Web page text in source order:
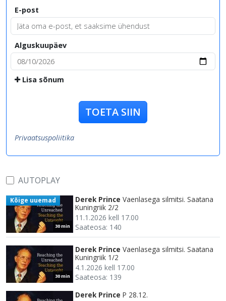
E-post
Alguskuupäev
Lisa sõnum
TOETA SIIN
Privaatsuspoliitika
AUTOPLAY
30 min
Kõige uuemad Derek Prince Vaenlasega silmitsi. Saatana
Kuningriik 2/2
11.1.2026 kell 17.00
Saateosa: 140
30 min
Derek Prince Vaenlasega silmitsi. Saatana
Kuningriik 1/2
4.1.2026 kell 17.00
Saateosa: 139
Derek Prince P 28.12.